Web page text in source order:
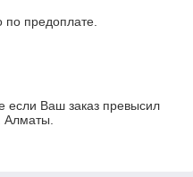
по предоплате.
если Ваш заказ превысил
Алматы.